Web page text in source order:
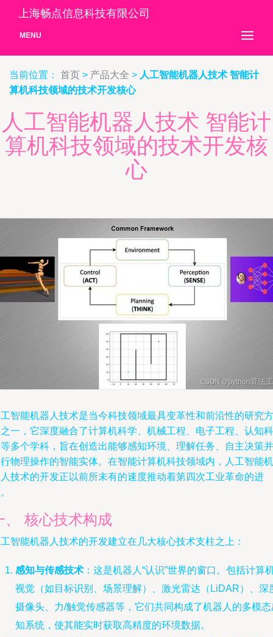
上海畅点信息科技有限公司
MENU
当前位置： 首页 > 产品大全 > 人工智能机器人技术 智能计
算机科技领域的技术开发核心
人工智能机器人技术 智能计
算机科技领域的技术开发核
心
智能机器人技术是当今科技领域最具变革性和前沿性的研究方
一，它深度融合了计算机科学、机械工程、电子工程、认知科
多个学科，旨在创造出能够感知环境、理解任务、自主决策并
物理操作的智能实体。在智能计算机科技领域内，人工智能机
技术的开发正以前所未有的速度推动着第四次工业革命的进
、 核心技术构成
智能机器人技术的开发建立在几大核心技术支柱之上：
感知与传感技术 ：这是机器人“认识”世界的窗口。包括计算
视觉（如目标识别、场景理解）、激光雷达（LiDAR）、深
摄像头、力/触觉传感器等，它们共同构成了机器人的多模态
知系统，使其能实时获取高精度的环境数据。